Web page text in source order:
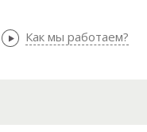
Как мы
Как мы работаем?